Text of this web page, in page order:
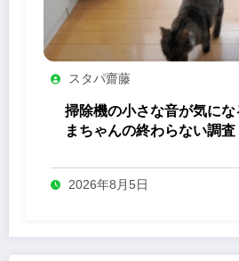
スタパ齋藤
掃除機の小さな音が気に
まちゃんの終わらない調査
2026年8月5日